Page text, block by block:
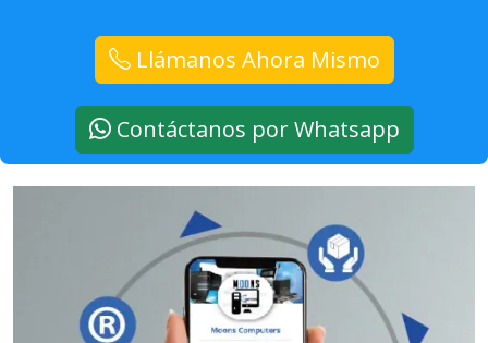
Llámanos Ahora Mismo
Contáctanos por Whatsapp